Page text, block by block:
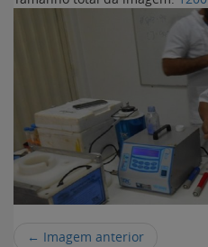
← Imagem anterior